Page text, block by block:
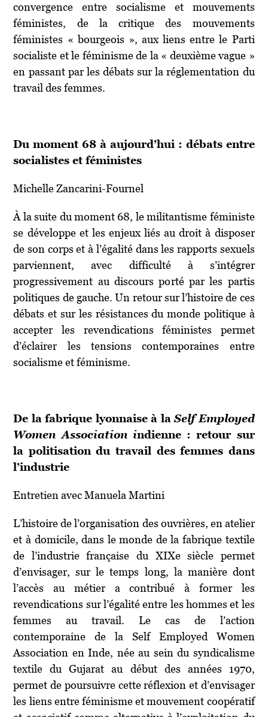
convergence entre socialisme et mouvements
féministes, de la critique des mouvements
féministes « bourgeois », aux liens entre le Parti
socialiste et le féminisme de la « deuxième vague »
en passant par les débats sur la réglementation du
travail des femmes.
Du moment 68 à aujourd’hui : débats entre
socialistes et féministes
Michelle Zancarini-Fournel
À la suite du moment 68, le militantisme féministe
se développe et les enjeux liés au droit à disposer
de son corps et à l’égalité dans les rapports sexuels
parviennent, avec difficulté à s’intégrer
progressivement au discours porté par les partis
politiques de gauche. Un retour sur l’histoire de ces
débats et sur les résistances du monde politique à
accepter les revendications féministes permet
d’éclairer les tensions contemporaines entre
socialisme et féminisme.
De la fabrique lyonnaise à laSelf Employed
Women Association indienne : retour sur
la politisation du travail des femmes dans
l’industrie
Entretien avec Manuela Martini
L’histoire de l’organisation des ouvrières, en atelier
et à domicile, dans le monde de la fabrique textile
de l’industrie française du XIXesiècle permet
d’envisager, sur le temps long, la manière dont
l’accès au métier a contribué à former les
revendications sur l’égalité entre les hommes et les
femmes au travail. Le cas de l’action
contemporaine de la Self Employed Women
Association en Inde, née au sein du syndicalisme
textile du Gujarat au début des années 1970,
permet de poursuivre cette réflexion et d’envisager
les liens entre féminisme et mouvement coopératif